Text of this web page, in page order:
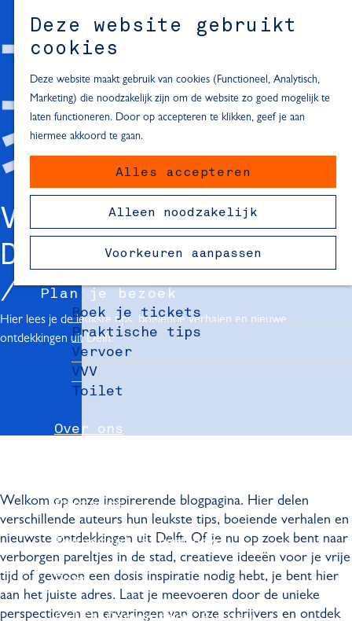
Deze website gebruikt
cookies
Deze website maakt gebruik van cookies (Functioneel, Analytisch,
Marketing) die noodzakelijk zijn om de website zo goed mogelijk te
laten functioneren. Door op accepteren te klikken, geef je aan
hiermee akkoord te gaan.
Alles accepteren
Alleen noodzakelijk
Voorkeuren aanpassen
M
e
n
u
Inspiratie voor een dagje Delft
Dagje naar het strand
Fietsen in de omgeving van Delft
Must-see attracties in de buurt
van Delft
Blijven slapen
24 uur in Delft
48 uur in Delft
72 uur in Delft
Overnachtingslocaties in Delft
Plan je bezoek
Boek je tickets
Praktische tips
Vervoer
VVV
Toilet
Over ons
Partners
Evenement aanmelden
Pers
Delft Convention Bureau
VERHALEN UIT
DELFT
Hier lees je de leukste tips, boeiende verhalen en nieuwe
ontdekkingen uit Delft!
Welkom op onze inspirerende blogpagina. Hier delen
verschillende auteurs hun leukste tips, boeiende verhalen en
nieuwste ontdekkingen uit Delft. Of je nu op zoek bent naar
verborgen pareltjes in de stad, creatieve ideeën voor je vrije
tijd of gewoon een dosis inspiratie nodig hebt, je bent hier
aan het juiste adres. Laat je meevoeren door de unieke
perspectieven en ervaringen van onze schrijvers en ontdek